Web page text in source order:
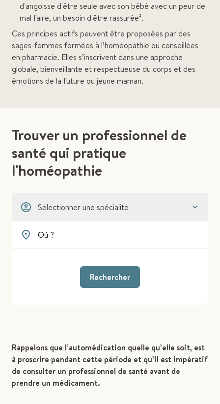
d'angoisse d'être seule avec son bébé avec un peur de
mal faire, un besoin d'être rassurée².
Ces principes actifs peuvent être proposées par des
sages-femmes formées à l’homéopathie ou conseillées
en pharmacie. Elles s’inscrivent dans une approche
globale, bienveillante et respectueuse du corps et des
émotions de la future ou jeune maman.
Trouver un professionnel de
santé qui pratique
l'homéopathie
Sélectionner une spécialité
Rechercher
Rappelons que l’automédication quelle qu’elle soit, est
à proscrire pendant cette période et qu’il est impératif
de consulter un professionnel de santé avant de
prendre un médicament.